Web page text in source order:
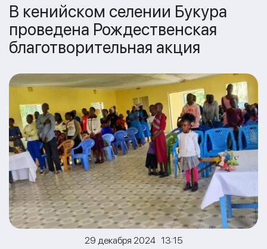
В кенийском селении Букура
проведена Рождественская
благотворительная акция
29 декабря 2024 13:15